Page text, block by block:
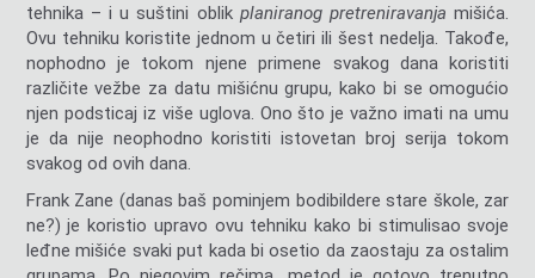
tehnika – i u suštini oblik planiranog pretreniravanjamišića.
Ovu tehniku koristite jednom u četiri ili šest nedelja. Takođe,
nophodno je tokom njene primene svakog dana koristiti
različite vežbe za datu mišićnu grupu, kako bi se omogućio
njen podsticaj iz više uglova. Ono što je važno imati na umu
je da nije neophodno koristiti istovetan broj serija tokom
svakog od ovih dana.
Frank Zane (danas baš pominjem bodibildere stare škole, zar
ne?) je koristio upravo ovu tehniku kako bi stimulisao svoje
leđne mišiće svaki put kada bi osetio da zaostaju za ostalim